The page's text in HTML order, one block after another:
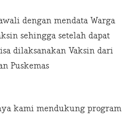
dengan mendata Warga
sehingga setelah dapat
dilaksanakan Vaksin dari
Puskemas
kami mendukung program